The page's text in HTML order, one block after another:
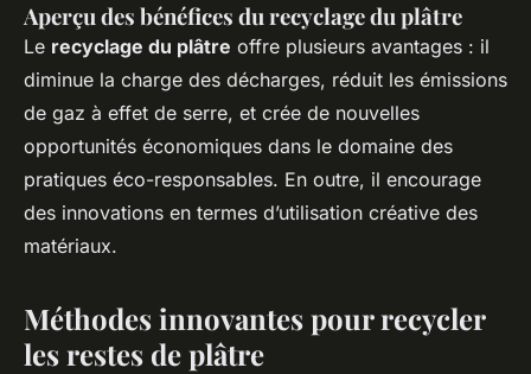
Aperçu des bénéfices du recyclage du plâtre
Le recyclage du plâtre offre plusieurs avantages : il
diminue la charge des décharges, réduit les émissions
de gaz à effet de serre, et crée de nouvelles
opportunités économiques dans le domaine des
pratiques éco-responsables. En outre, il encourage
des innovations en termes d’utilisation créative des
matériaux.
Méthodes innovantes pour recycler
les restes de plâtre